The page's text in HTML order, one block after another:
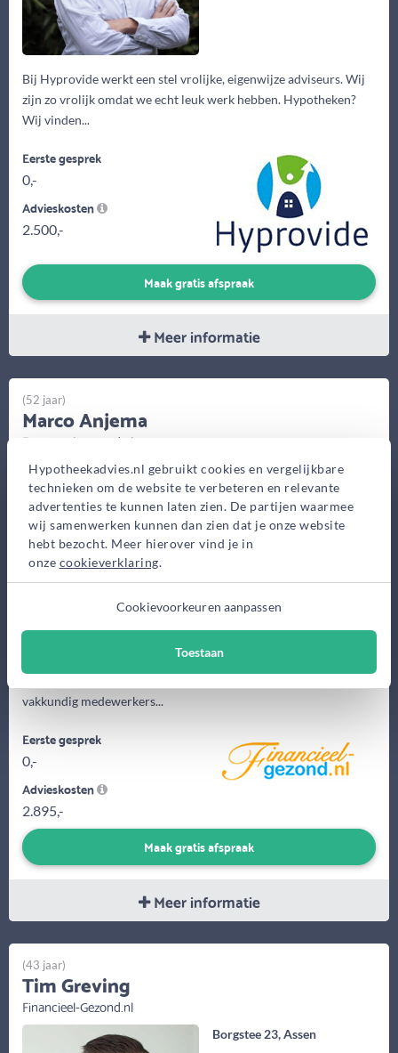
Hypotheekadvies.nl gebruikt cookies en vergelijkbare
technieken om de website te verbeteren en relevante
advertenties te kunnen laten zien. De partijen waarmee
wij samenwerken kunnen dan zien dat je onze website
hebt bezocht. Meer hierover vind je in
onze cookieverklaring.
Cookievoorkeuren aanpassen
Toestaan
Bij Hyprovide werkt een stel vrolijke, eigenwijze adviseurs. Wij
zijn zo vrolijk omdat we echt leuk werk hebben. Hypotheken?
Wij vinden...
Eerste gesprek
0,-
Advieskosten
2.500,-
Maak gratis afspraak
Meer informatie
Borgstee 23, Assen
Bekijk op kaart
Financieel-Gezond.nl is opgericht in 2010 door Marco Anjema.
vakkundig medewerkers...
(52 jaar)
Marco Anjema
Financieel-Gezond.nl
Eerste gesprek
0,-
Advieskosten
2.895,-
Maak gratis afspraak
Meer informatie
Borgstee 23, Assen
(43 jaar)
Tim Greving
Financieel-Gezond.nl